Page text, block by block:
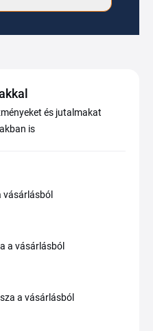
és jutalmakat
is
vásárlásból
a vásárlásból
a vásárlásból